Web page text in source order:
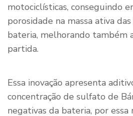
motociclísticas, conseguindo
porosidade na massa ativa
bateria, melhorando também
partida.
Essa inovação apresenta
concentração de sulfato de
negativas da bateria, por essa